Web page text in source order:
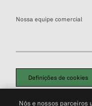
Nossa equipe comercial
Definições de cookies
Nós e nossos parceiros